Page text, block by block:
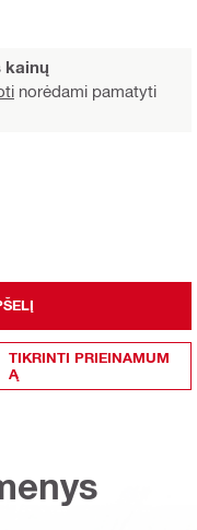
kainų
norėdami pamatyti
TIKRINTI PRIEINAMUM
Ą